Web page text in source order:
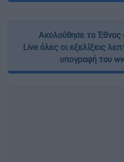
Ακολούθησε το Έθνος
Live όλες οι εξελίξεις
υπογραφή του